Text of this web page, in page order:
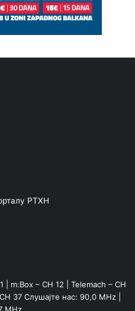
РТХН
| m:Box – CH 12 | Telemach – CH
37 Слушајте нас: 90,0 MHz |